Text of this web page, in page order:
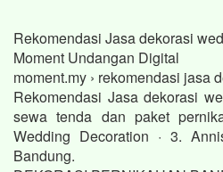
Rekomendasi Jasa dekorasi
Moment Undangan Digital
moment.my › rekomendasi jasa
Rekomendasi Jasa dekorasi
sewa tenda dan paket
Wedding Decoration · 3.
Bandung.